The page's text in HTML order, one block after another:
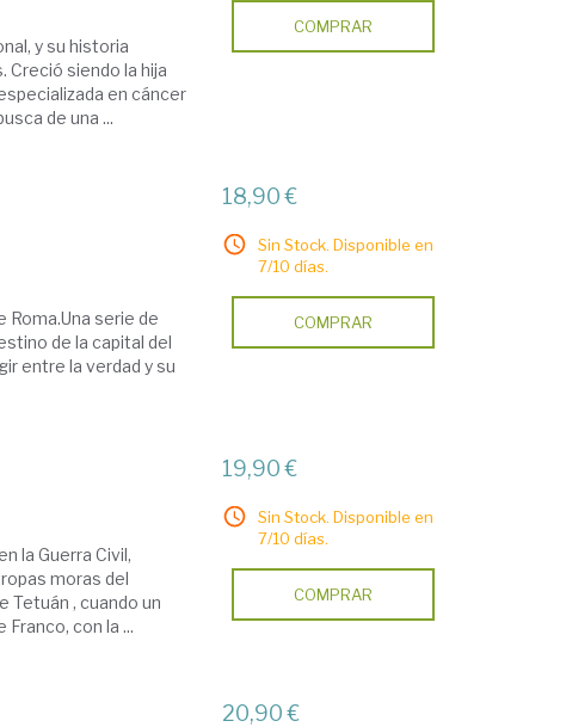
y su historia
Creció siendo la hija
en cáncer
de una ...
COMPRAR
Roma.Una serie de
de la capital del
entre la verdad y su
18,90 €
Sin Stock. Disponible en
7/10 días.
COMPRAR
la Guerra Civil,
moras del
Tetuán , cuando un
con la ...
19,90 €
Sin Stock. Disponible en
7/10 días.
COMPRAR
20,90 €